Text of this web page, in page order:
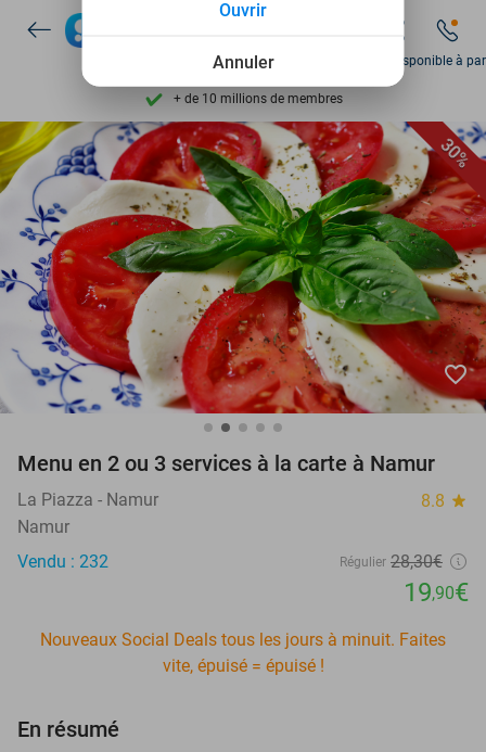
Découvrez + de 15.000 deals
Disponible 7 jours par semaine
+ de 10 millions de membres
9,4 basé sur206 237 avis
Découvrez + de 15.000 deals
Disponible 7 jours par semaine
+ de 10 millions de membres
Dim disponible à
30%
favorite_border
Menu en 2 ou 3 services à la carte à Namur
La Piazza - Namur 8.8 star
Namur
Vendu : 232
Régulier 28,30€
19,90€
Nouveaux Social Deals tous les jours à minuit. Faites
vite, épuisé = épuisé !
En résumé
Annuler
Ouvrir